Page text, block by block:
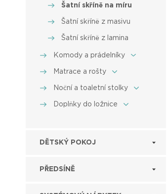
Šatní skříně na míru
Šatní skříně z masivu
Šatní skříně z lamina
Komody a prádelníky
Matrace a rošty
Noční a toaletní stolky
Doplňky do ložnice
DĚTSKÝ POKOJ
PŘEDSÍNĚ